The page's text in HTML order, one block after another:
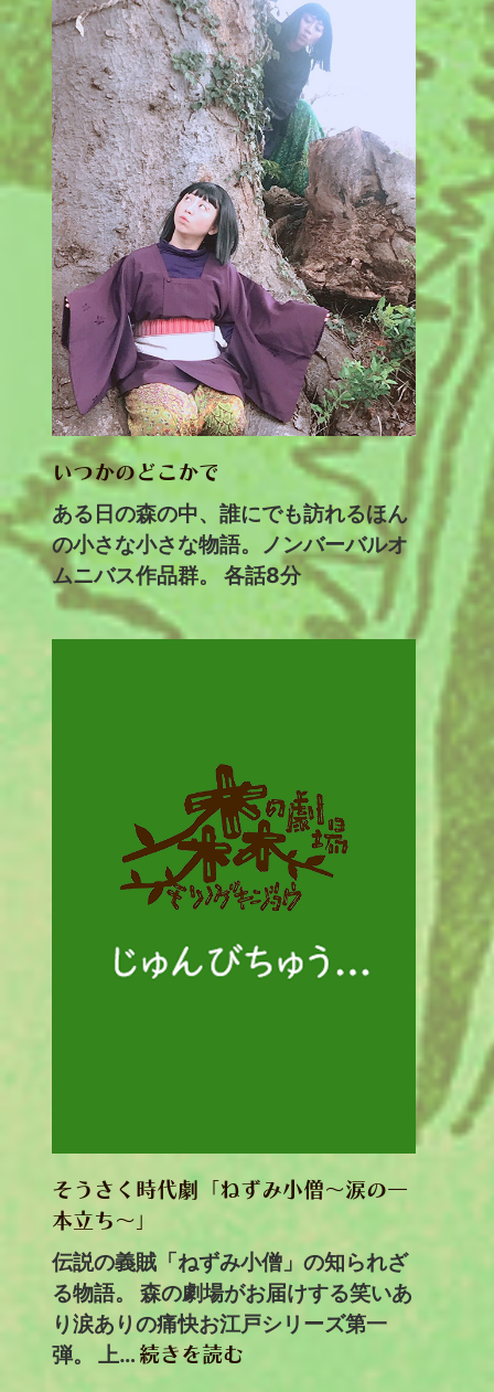
いつかのどこかで
ある日の森の中、誰にでも訪れるほん
の小さな小さな物語。ノンバーバルオ
ムニバス作品群。 各話8分
そうさく時代劇「ねずみ小僧～涙の一
本立ち～」
伝説の義賊「ねずみ小僧」の知られざ
る物語。 森の劇場がお届けする笑いあ
り涙ありの痛快お江戸シリーズ第一
弾。 上… 続きを読む